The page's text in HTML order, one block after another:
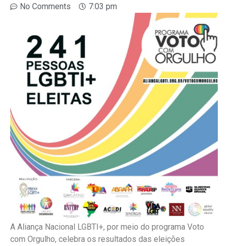
No Comments
7:03 pm
A Aliança Nacional LGBTI+, por meio do programa Voto
com Orgulho, celebra os resultados das eleições